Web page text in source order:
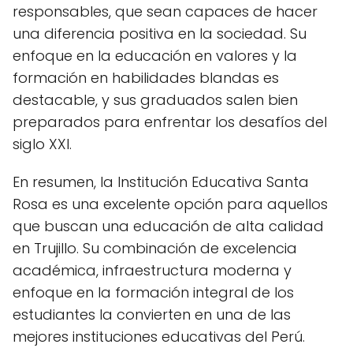
responsables, que sean capaces de hacer
una diferencia positiva en la sociedad. Su
enfoque en la educación en valores y la
formación en habilidades blandas es
destacable, y sus graduados salen bien
preparados para enfrentar los desafíos del
siglo XXI.
En resumen, la Institución Educativa Santa
Rosa es una excelente opción para aquellos
que buscan una educación de alta calidad
en Trujillo. Su combinación de excelencia
académica, infraestructura moderna y
enfoque en la formación integral de los
estudiantes la convierten en una de las
mejores instituciones educativas del Perú.